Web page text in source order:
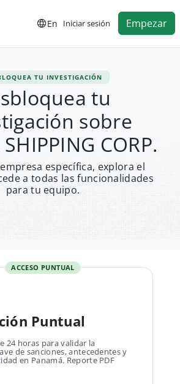
En Iniciar sesión Empezar
TU INVESTIGACIÓN
tu
sobre
CORP.
específica, explora el
a todas las funcionalidades
para tu equipo.
ACCESO PUNTUAL
Puntual
24 horas para validar la
de sanciones, antecedentes y
en Panamá. Reporte PDF